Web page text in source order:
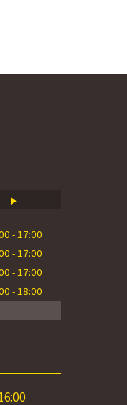
- 17:00
- 17:00
- 17:00
- 18:00